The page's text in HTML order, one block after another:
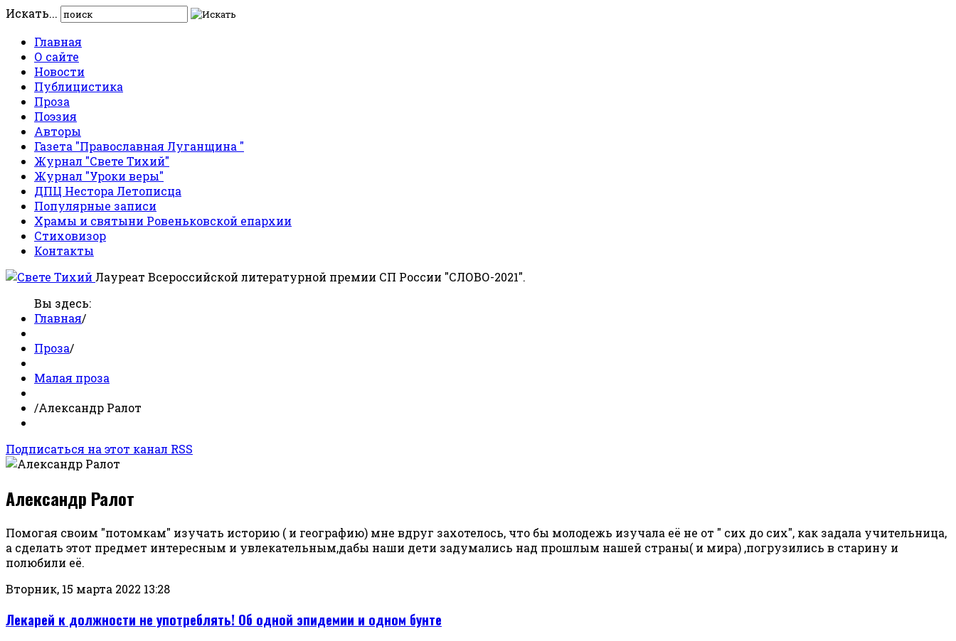
Искать...
Главная
О сайте
Новости
Публицистика
Проза
Поэзия
Авторы
Газета "Православная Луганщина "
Журнал "Свете Тихий"
Журнал "Уроки веры"
ДПЦ Нестора Летописца
Популярные записи
Храмы и святыни Ровеньковской епархии
Стиховизор
Контакты
Лауреат Всероссийской литературной премии СП России "СЛОВО-2021".
Вы здесь:
Главная/
Проза/
Малая проза
/Александр Ралот
Подписаться на этот канал RSS
Александр Ралот
Помогая своим "потомкам" изучать историю ( и географию) мне вдруг захотелось, что бы молодежь изучала её не от " сих до сих", как задала учительница,
а сделать этот предмет интересным и увлекательным,дабы наши дети задумались над прошлым нашей страны( и мира) ,погрузились в старину и
полюбили её.
Вторник, 15 марта 2022 13:28
Лекарей к должности не употреблять! Об одной эпидемии и одном бунте